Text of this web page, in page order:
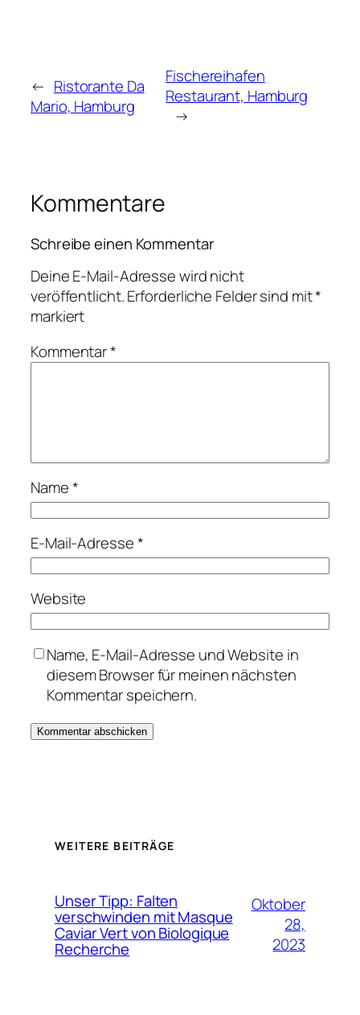
← Ristorante Da
Mario, Hamburg
Fischereihafen
Restaurant, Hamburg
→
Kommentare
Schreibe einen Kommentar
Deine E-Mail-Adresse wird nicht
veröffentlicht.Erforderliche Felder sind mit*
markiert
Kommentar*
Name*
E-Mail-Adresse*
Website
Name, E-Mail-Adresse und Website in
diesem Browser für meinen nächsten
Kommentar speichern.
WEITERE BEITRÄGE
Unser Tipp: Falten
verschwinden mit Masque
Caviar Vert von Biologique
Recherche
Oktober
28,
2023